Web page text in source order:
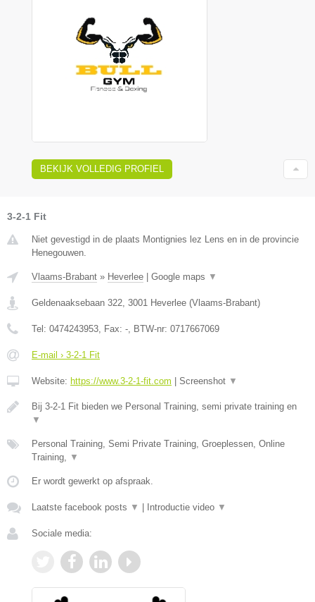
BEKIJK VOLLEDIG PROFIEL
3-2-1 Fit
Niet gevestigd in de plaats Montignies lez Lens en in de provincie
Henegouwen.
Vlaams-Brabant » Heverlee Google maps ▼
Geldenaaksebaan 322, 3001 Heverlee (Vlaams-Brabant)
Tel: 0474243953, Fax: -, BTW-nr: 0717667069
E-mail › 3-2-1 Fit
Website: https://www.3-2-1-fit.com Screenshot ▼
Bij 3-2-1 Fit bieden we Personal Training, semi private training en
▼
Personal Training, Semi Private Training, Groeplessen, Online
Training, ▼
Er wordt gewerkt op afspraak.
Laatste facebook posts ▼ Introductie video ▼
Sociale media: